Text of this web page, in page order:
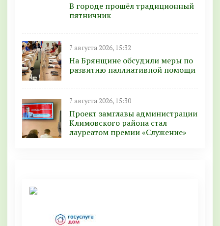
В городе прошёл традиционный
пятничник
7 августа 2026, 15:32
На Брянщине обсудили меры по
развитию паллиативной помощи
7 августа 2026, 15:30
Проект замглавы администрации
Климовского района стал
лауреатом премии «Служение»